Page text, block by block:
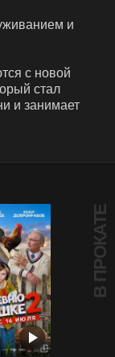
и
с новой
стал
и занимает
В ПРОКАТЕ